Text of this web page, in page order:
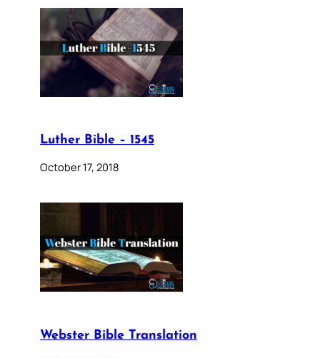
Luther Bible – 1545
October 17, 2018
Webster Bible Translation